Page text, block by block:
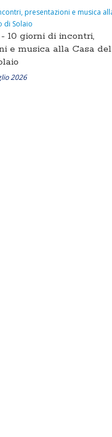
10 giorni di incontri,
e musica alla Casa del
2026